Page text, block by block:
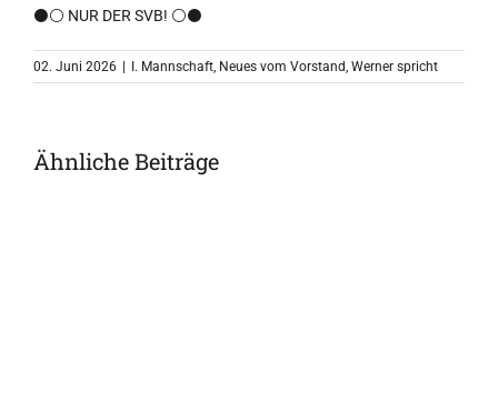
⚫⚪ NUR DER SVB! ⚪⚫
02. Juni 2026 I. Mannschaft, Neues vom Vorstand, Werner spricht
Ähnliche Beiträge